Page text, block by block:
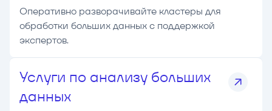
Оперативно разворачивайте кластеры для
обработки больших данных с поддержкой
экспертов.
Услуги по анализу больших
данных